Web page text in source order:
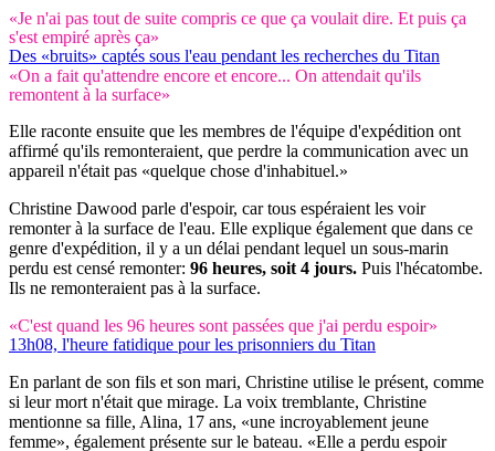
«Je n'ai pas tout de suite compris ce que ça voulait dire. Et puis ça
s'est empiré après ça»
Des «bruits» captés sous l'eau pendant les recherches du Titan
«On a fait qu'attendre encore et encore... On attendait qu'ils
remontent à la surface»
Elle raconte ensuite que les membres de l'équipe d'expédition ont
affirmé qu'ils remonteraient, que perdre la communication avec un
appareil n'était pas «quelque chose d'inhabituel.»
Christine Dawood parle d'espoir, car tous espéraient les voir
remonter à la surface de l'eau. Elle explique également que dans ce
genre d'expédition, il y a un délai pendant lequel un sous-marin
perdu est censé remonter: 96 heures, soit 4 jours. Puis l'hécatombe.
Ils ne remonteraient pas à la surface.
«C'est quand les 96 heures sont passées que j'ai perdu espoir»
13h08, l'heure fatidique pour les prisonniers du Titan
En parlant de son fils et son mari, Christine utilise le présent, comme
si leur mort n'était que mirage. La voix tremblante, Christine
mentionne sa fille, Alina, 17 ans, «une incroyablement jeune
femme», également présente sur le bateau. «Elle a perdu espoir